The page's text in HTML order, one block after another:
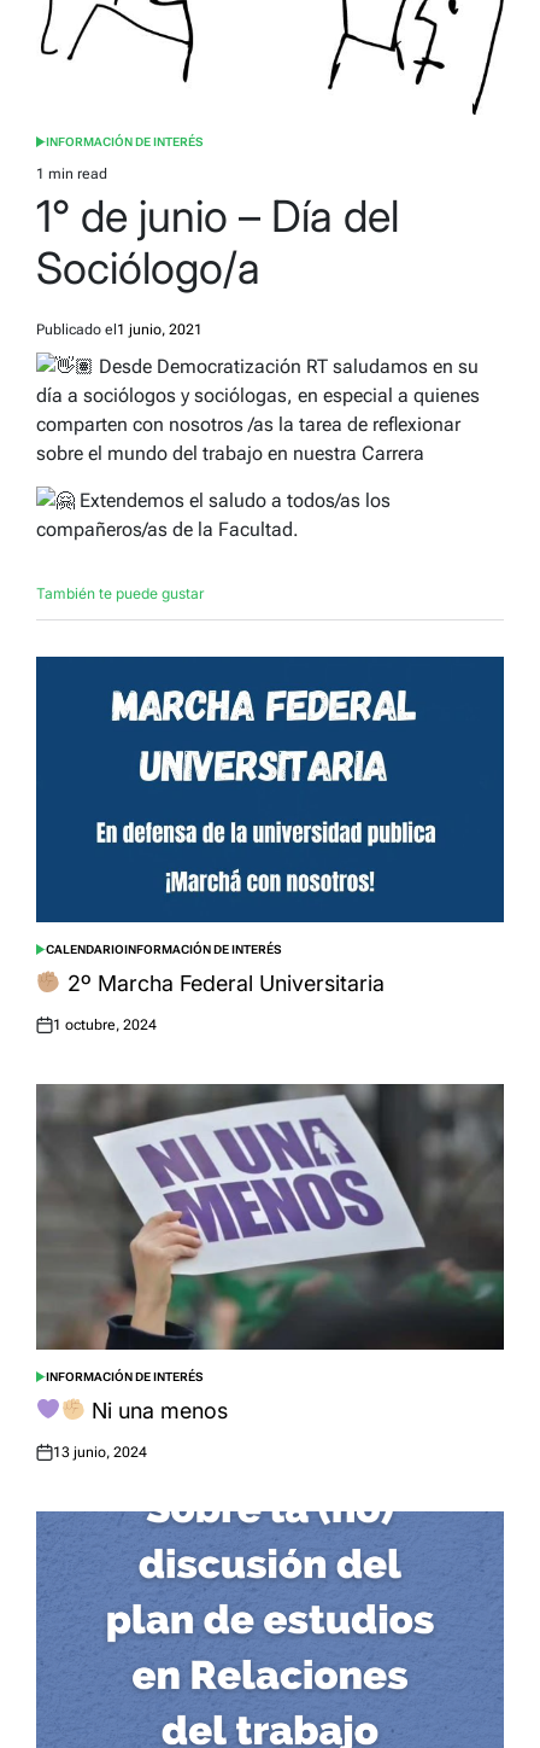
POSTED
IN
INFORMACIÓN DE INTERÉS
Estimated
read
1 min read
1° de junio – Día del
Sociólogo/a
Publicado el1 junio, 2021
Desde Democratización RT saludamos en su
día a sociólogos y sociólogas, en especial a quienes
comparten con nosotros /as la tarea de reflexionar
sobre el mundo del trabajo en nuestra Carrera
Extendemos el saludo a todos/as los
compañeros/as de la Facultad.
También te puede gustar
POSTED
IN
CALENDARIOINFORMACIÓN DE INTERÉS
2º Marcha Federal Universitaria
Posted
1 octubre, 2024
POSTED
IN
INFORMACIÓN DE INTERÉS
Ni una menos
Posted
13 junio, 2024